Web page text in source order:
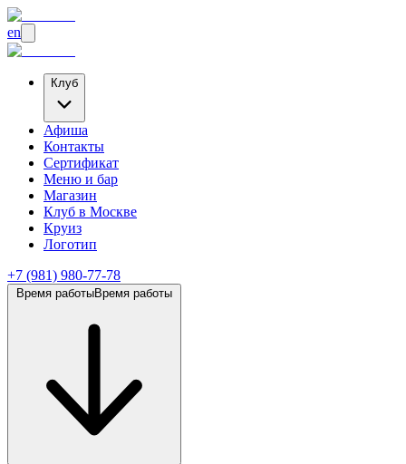
en
Клуб
Афиша
Контакты
Сертификат
Меню и бар
Магазин
Клуб в Москве
Круиз
Логотип
+7 (981) 980-77-78
Время работыВремя работы